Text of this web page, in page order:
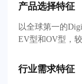
产品选择特征
以全球第一的
EV型和OV型，
行业需求特征